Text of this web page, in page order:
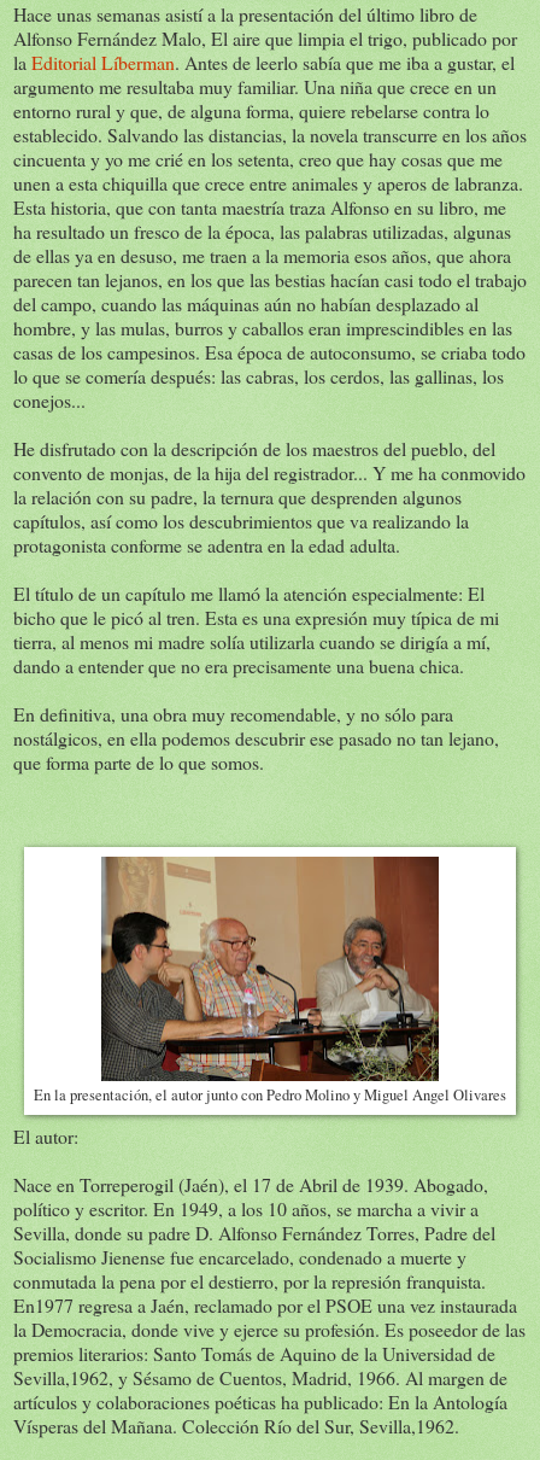
Hace unas semanas asistí a la presentación del último libro de
Alfonso Fernández Malo, El aire que limpia el trigo, publicado por
laEditorial Líberman. Antes de leerlo sabía que me iba a gustar, el
argumento me resultaba muy familiar. Una niña que crece en un
entorno rural y que, de alguna forma, quiere rebelarse contra lo
establecido. Salvando las distancias, la novela transcurre en los años
cincuenta y yo me crié en los setenta, creo que hay cosas que me
unen a esta chiquilla que crece entre animales y aperos de labranza.
Esta historia, que con tanta maestría traza Alfonso en su libro, me
ha resultado un fresco de la época, las palabras utilizadas, algunas
de ellas ya en desuso, me traen a la memoria esos años, que ahora
parecen tan lejanos, en los que las bestias hacían casi todo el trabajo
del campo, cuando las máquinas aún no habían desplazado al
hombre, y las mulas, burros y caballos eran imprescindibles en las
casas de los campesinos. Esa época de autoconsumo, se criaba todo
lo que se comería después: las cabras, los cerdos, las gallinas, los
conejos...
He disfrutado con la descripción de los maestros del pueblo, del
convento de monjas, de la hija del registrador... Y me ha conmovido
la relación con su padre, la ternura que desprenden algunos
capítulos, así como los descubrimientos que va realizando la
protagonista conforme se adentra en la edad adulta.
El título de un capítulo me llamó la atención especialmente: El
bicho que le picó al tren. Esta es una expresión muy típica de mi
tierra, al menos mi madre solía utilizarla cuando se dirigía a mí,
dando a entender que no era precisamente una buena chica.
En definitiva, una obra muy recomendable, y no sólo para
nostálgicos, en ella podemos descubrir ese pasado no tan lejano,
que forma parte de lo que somos.
En la presentación, el autor junto con Pedro Molino y Miguel Angel Olivares
El autor:
Nace en Torreperogil (Jaén), el 17 de Abril de 1939. Abogado,
político y escritor. En 1949, a los 10 años, se marcha a vivir a
Sevilla, donde su padre D. Alfonso Fernández Torres, Padre del
Socialismo Jienense fue encarcelado, condenado a muerte y
conmutada la pena por el destierro, por la represión franquista.
En1977 regresa a Jaén, reclamado por el PSOE una vez instaurada
la Democracia, donde vive y ejerce su profesión. Es poseedor de las
premios literarios: Santo Tomás de Aquino de la Universidad de
Sevilla,1962, y Sésamo de Cuentos, Madrid, 1966. Al margen de
artículos y colaboraciones poéticas ha publicado: En la Antología
Vísperas del Mañana. Colección Río del Sur, Sevilla,1962.